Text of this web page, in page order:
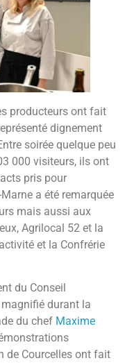
producteurs ont fait
dignement
soirée quelque peu
000 visiteurs, ils ont
pris pour
a été remarquée
mais aussi aux
Agrilocal 52 et la
et la Confrérie
du Conseil
durant la
du chef Maxime
de Courcelles ont fait